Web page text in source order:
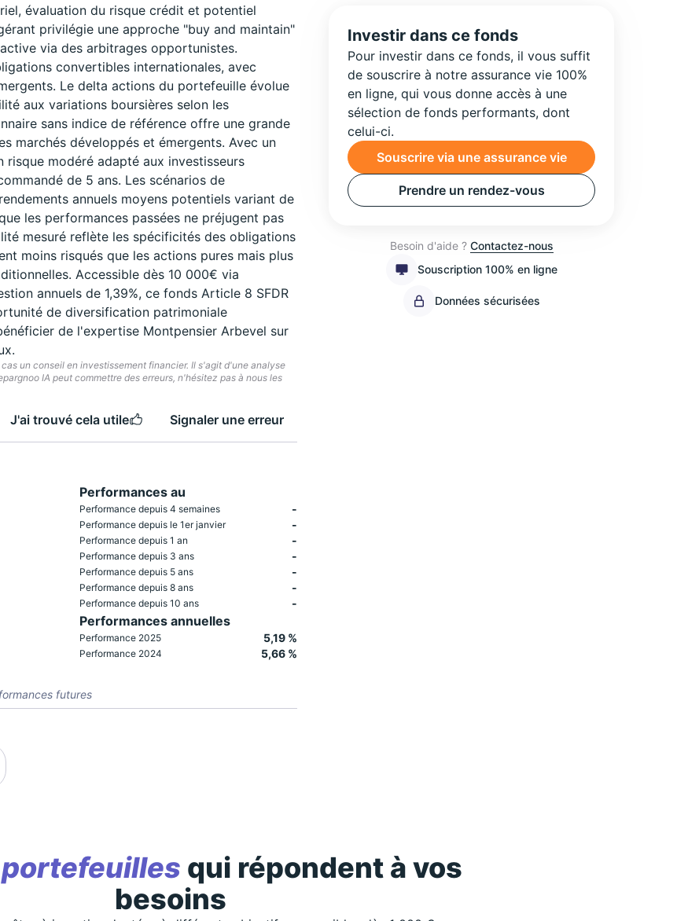
évaluation du risque crédit et potentiel
privilégie une approche "buy and maintain"
via des arbitrages opportunistes.
convertibles internationales, avec
Le delta actions du portefeuille évolue
aux variations boursières selon les
sans indice de référence offre une grande
marchés développés et émergents. Avec un
risque modéré adapté aux investisseurs
de 5 ans. Les scénarios de
annuels moyens potentiels variant de
les performances passées ne préjugent pas
mesuré reflète les spécificités des obligations
moins risqués que les actions pures mais plus
Accessible dès 10 000€ via
annuels de 1,39%, ce fonds Article 8 SFDR
de diversification patrimoniale
de l'expertise Montpensier Arbevel sur
un conseil en investissement financier. Il s'agit d'une analyse
IA peut commettre des erreurs, n'hésitez pas à nous les
J'ai trouvé cela utile Signaler une erreur
Performances au
Performance depuis 4 semaines -
Performance depuis le 1er janvier -
Performance depuis 1 an -
Performance depuis 3 ans -
Performance depuis 5 ans -
Performance depuis 8 ans -
Performance depuis 10 ans -
Performances annuelles
Performance 2025 5,19 %
Performance 2024 5,66 %
futures
Investir dans ce fonds
Pour investir dans ce fonds, il vous suffit
de souscrire à notre assurance vie 100%
en ligne, qui vous donne accès à une
sélection de fonds performants, dont
celui-ci.
Souscrire via une assurance vie
Prendre un rendez-vous
Besoin d'aide ? Contactez-nous
Souscription 100% en ligne
Données sécurisées
portefeuilles qui répondent à vos
besoins